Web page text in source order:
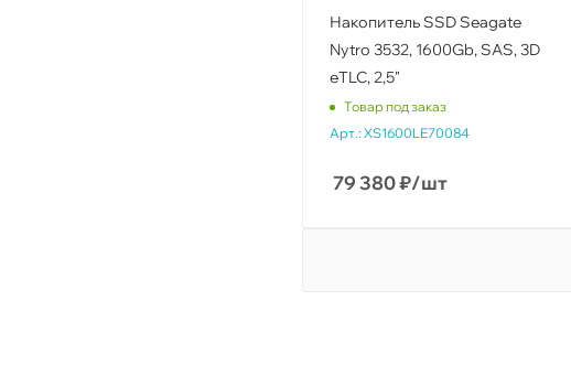
Накопитель SSD Seagate
Nytro 3532, 1600Gb, SAS, 3D
eTLC, 2,5"
Товар под заказ
Арт.: XS1600LE70084
79 380₽/шт